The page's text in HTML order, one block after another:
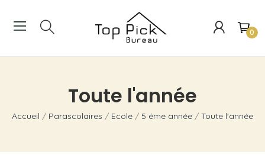
0
Toute l'année
Accueil Parascolaires Ecole 5 éme année Toute l'année